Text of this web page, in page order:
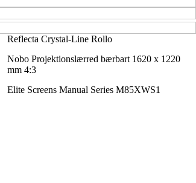
Reflecta Crystal-Line Rollo
Nobo Projektionslærred bærbart 1620 x 1220
mm 4:3
Elite Screens Manual Series M85XWS1